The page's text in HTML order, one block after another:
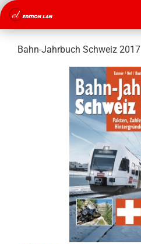
Bahn-Jahrbuch Schweiz 2017